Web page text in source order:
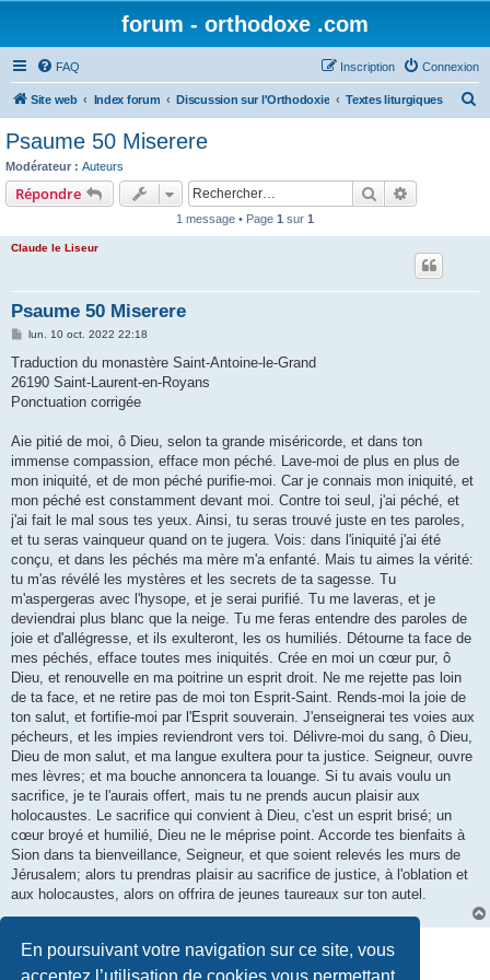
En poursuivant votre navigation sur ce site, vous
acceptez l’utilisation de cookies vous permettant
forum - orthodoxe .com
FAQ Connexion
Inscription
Site web Index forum Discussion sur l'Orthodoxie Textes liturgiques
Psaume 50 Miserere
Modérateur : Auteurs
Répondre Rechercher
1 message • Page 1 sur 1
Claude le Liseur
Psaume 50 Miserere
M
s
a
g
lun. 10 oct. 2022 22:18
Traduction du monastère Saint-Antoine-le-Grand
26190 Saint-Laurent-en-Royans
Ponctuation corrigée
Aie pitié de moi, ô Dieu, selon ta grande miséricorde, et dans ton
immense compassion, efface mon péché. Lave-moi de plus en plus de
mon iniquité, et de mon péché purifie-moi. Car je connais mon iniquité, et
mon péché est constamment devant moi. Contre toi seul, j'ai péché, et
j'ai fait le mal sous tes yeux. Ainsi, tu seras trouvé juste en tes paroles,
et tu seras vainqueur quand on te jugera. Vois: dans l'iniquité j'ai été
conçu, et dans les péchés ma mère m'a enfanté. Mais tu aimes la vérité:
tu m'as révélé les mystères et les secrets de ta sagesse. Tu
m'aspergeras avec l'hysope, et je serai purifié. Tu me laveras, et je
deviendrai plus blanc que la neige. Tu me feras entendre des paroles de
joie et d'allégresse, et ils exulteront, les os humiliés. Détourne ta face de
mes péchés, efface toutes mes iniquités. Crée en moi un cœur pur, ô
Dieu, et renouvelle en ma poitrine un esprit droit. Ne me rejette pas loin
de ta face, et ne retire pas de moi ton Esprit-Saint. Rends-moi la joie de
ton salut, et fortifie-moi par l'Esprit souverain. J'enseignerai tes voies aux
pécheurs, et les impies reviendront vers toi. Délivre-moi du sang, ô Dieu,
Dieu de mon salut, et ma langue exultera pour ta justice. Seigneur, ouvre
mes lèvres; et ma bouche annoncera ta louange. Si tu avais voulu un
sacrifice, je te l'aurais offert, mais tu ne prends aucun plaisir aux
holocaustes. Le sacrifice qui convient à Dieu, c'est un esprit brisé; un
cœur broyé et humilié, Dieu ne le méprise point. Accorde tes bienfaits à
Sion dans ta bienveillance, Seigneur, et que soient relevés les murs de
Jérusalem; alors tu prendras plaisir au sacrifice de justice, à l'oblation et
aux holocaustes, alors on offrira de jeunes taureaux sur ton autel.
Répondre
1 message • Page 1sur